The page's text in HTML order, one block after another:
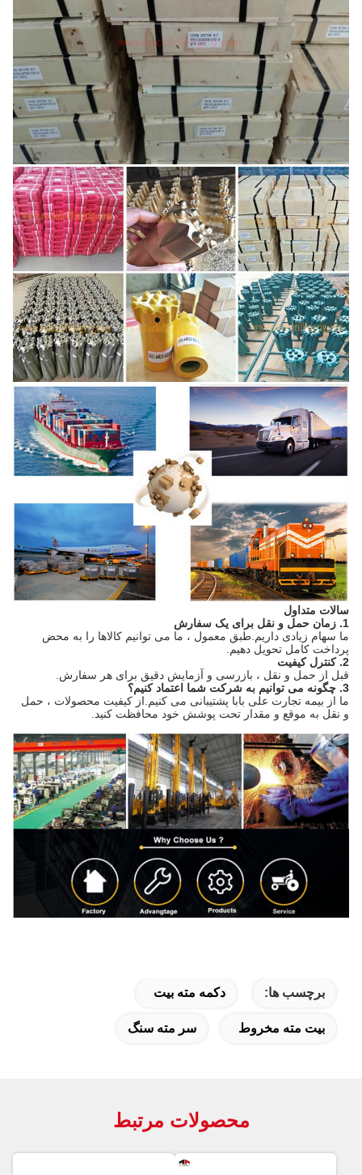
سالات متداول
1. زمان حمل و نقل برای یک سفارش
ما سهام زیادی داریم.طبق معمول ، ما می توانیم کالاها را به محض
پرداخت کامل تحویل دهیم.
2. کنترل کیفیت
قبل از حمل و نقل ، بازرسی و آزمایش دقیق برای هر سفارش.
3. چگونه می توانیم به شرکت شما اعتماد کنیم؟
ما از بیمه تجارت علی بابا پشتیبانی می کنیم.از کیفیت محصولات ، حمل
و نقل به موقع و مقدار تحت پوشش خود محافظت کنید.
برچسب ها: دکمه مته بیت
بیت مته مخروط سر مته سنگ
محصولات مرتبط